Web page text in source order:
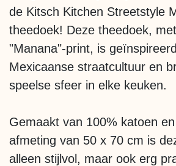
de Kitsch Kitchen Streetstyle
theedoek! Deze theedoek,
"Manana"-print, is
Mexicaanse straatcultuur en
speelse sfeer in elke keuken.
Gemaakt van 100% katoen
afmeting van 50 x 70 cm is
alleen stijlvol, maar ook erg